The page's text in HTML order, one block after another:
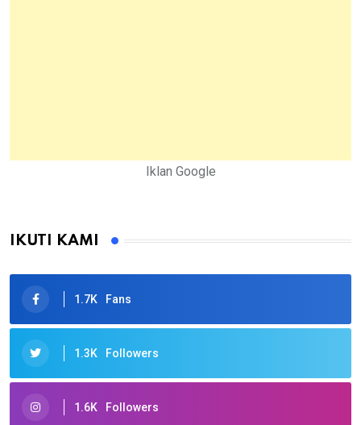
Iklan Google
IKUTI KAMI
1.7K Fans
1.3K Followers
1.6K Followers